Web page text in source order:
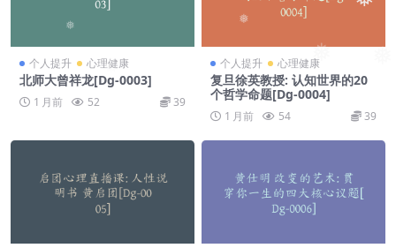
❅ ❅
❅ ❅
个人提升 心理健康
北师大曾祥龙[Dg-0003]
1 月前 52 39
个人提升 心理健康
复旦徐英教授: 认知世界的20
个哲学命题[Dg-0004]
1 月前 54 39